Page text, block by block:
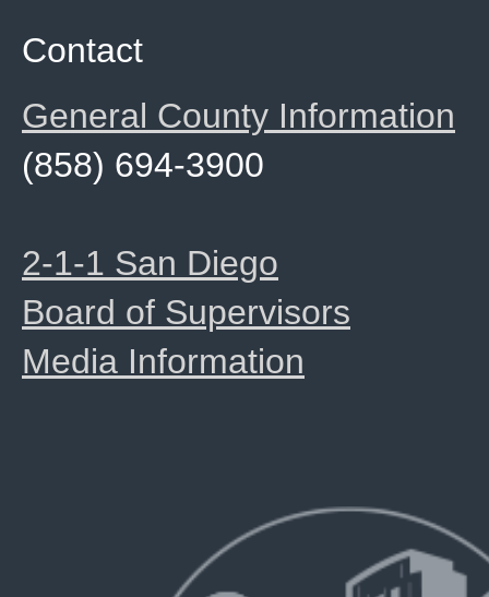
Contact
General County Information
(858) 694-3900
2-1-1 San Diego
Board of Supervisors
Media Information